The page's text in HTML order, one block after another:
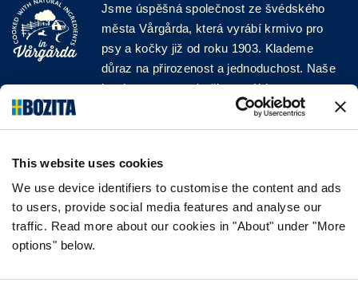
This website uses cookies
We use device identifiers to customise the content and ads
to users, provide social media features and analyse our
traffic. Read more about our cookies in "About" under "More
options" below.
Jsme úspěšná společnost ze švédského
města Vårgårda, která vyrábí krmivo pro
psy a kočky již od roku 1903. Klademe
důraz na přirozenost a jednoduchost. Naše
krmiva pro psy a kočky vyrábíme z vysoce
kvalitních surovin a bez jakýchkoli přísad!
SÍTÍCH
INFORMACE